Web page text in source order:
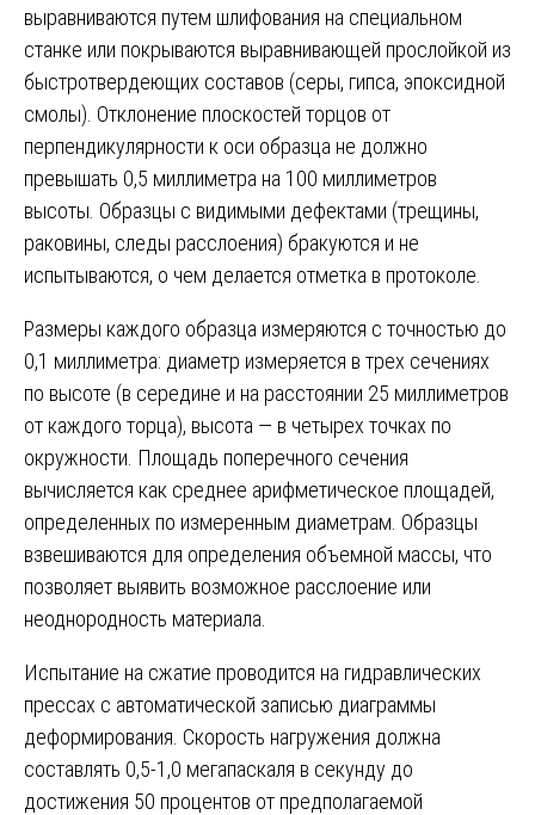
выравниваются путем шлифования на специальном
станке или покрываются выравнивающей прослойкой из
быстротвердеющих составов (серы, гипса, эпоксидной
смолы). Отклонение плоскостей торцов от
перпендикулярности к оси образца не должно
превышать 0,5 миллиметра на 100 миллиметров
высоты. Образцы с видимыми дефектами (трещины,
раковины, следы расслоения) бракуются и не
испытываются, о чем делается отметка в протоколе.
Размеры каждого образца измеряются с точностью до
0,1 миллиметра: диаметр измеряется в трех сечениях
по высоте (в середине и на расстоянии 25 миллиметров
от каждого торца), высота — в четырех точках по
окружности. Площадь поперечного сечения
вычисляется как среднее арифметическое площадей,
определенных по измеренным диаметрам. Образцы
взвешиваются для определения объемной массы, что
позволяет выявить возможное расслоение или
неоднородность материала.
Испытание на сжатие проводится на гидравлических
прессах с автоматической записью диаграммы
деформирования. Скорость нагружения должна
составлять 0,5-1,0 мегапаскаля в секунду до
достижения 50 процентов от предполагаемой